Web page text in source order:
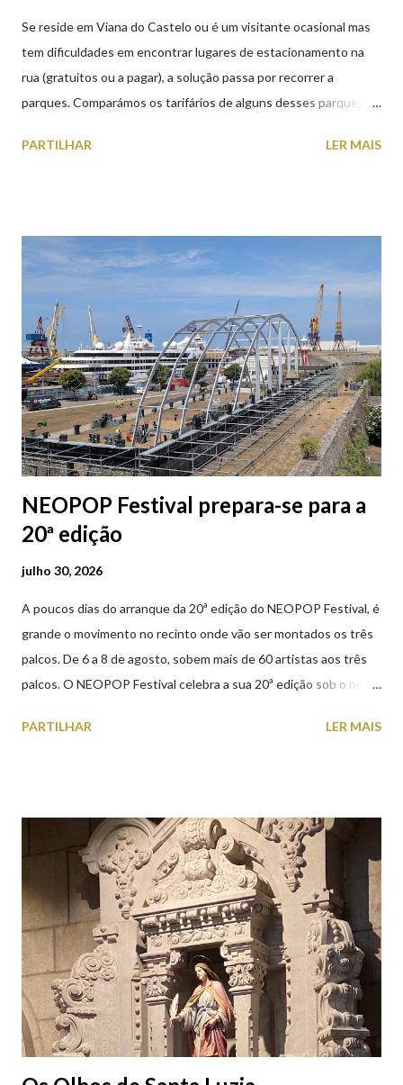
Se reside em Viana do Castelo ou é um visitante ocasional mas
tem dificuldades em encontrar lugares de estacionamento na
rua (gratuitos ou a pagar), a solução passa por recorrer a
parques. Comparámos os tarifários de alguns desses parques de
subterrâneos) perto do centro da cidade (entenda-se por
subterrâneos. O Parque da Estação Viana Shopping é grátis de
2ª a 5ª feira a partir das 20:00 (DIAS ÚTEIS)
PARTILHAR LER MAIS
NEOPOP Festival prepara-se para a
20ª edição
julho 30, 2026
A poucos dias do arranque da 20ª edição do NEOPOP Festival, é
grande o movimento no recinto onde vão ser montados os três
palcos. De 6 a 8 de agosto, sobem mais de 60 artistas aos três
palcos. O NEOPOP Festival celebra a sua 20ª edição sob o nome
Portugal e um dos mais prestigiados da Europa, atrai milhares de
PARTILHAR LER MAIS